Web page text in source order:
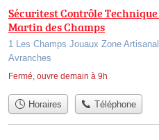
Sécuritest Contrôle
Martin des Champs
1 Les Champs Jouaux Zone
Avranches
Fermé, ouvre demain à 9h
Horaires Téléphone